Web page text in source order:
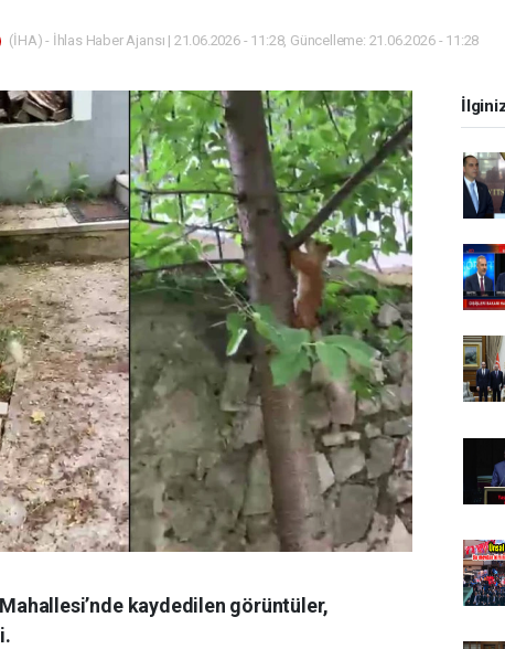
(İHA) - İhlas Haber Ajansı | 21.06.2026 - 11:28, Güncelleme: 21.06.2026 - 11:28
kaydedilen görüntüler,